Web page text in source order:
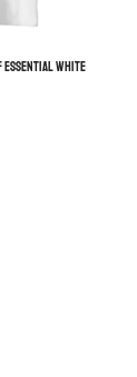
ESSENTIAL WHITE